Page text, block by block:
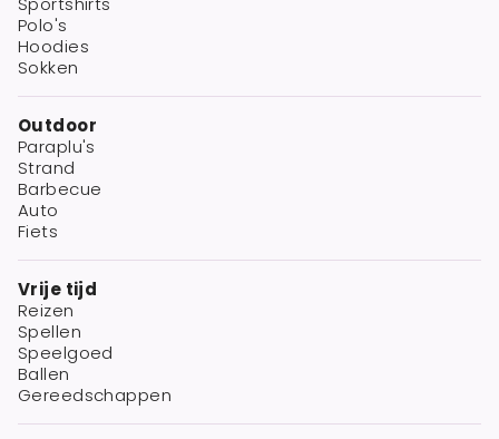
Polo's
Hoodies
Sokken
Outdoor
Paraplu's
Strand
Barbecue
Auto
Fiets
Vrije tijd
Reizen
Spellen
Speelgoed
Ballen
Gereedschappen